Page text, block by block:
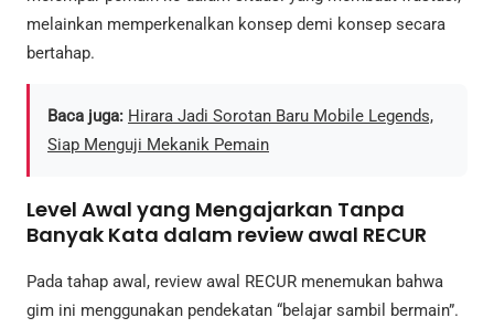
melainkan memperkenalkan konsep demi konsep secara
bertahap.
Baca juga: Hirara Jadi Sorotan Baru Mobile Legends,
Siap Menguji Mekanik Pemain
Level Awal yang Mengajarkan Tanpa
Banyak Kata dalam review awal RECUR
Pada tahap awal, review awal RECUR menemukan bahwa
gim ini menggunakan pendekatan “belajar sambil bermain”.